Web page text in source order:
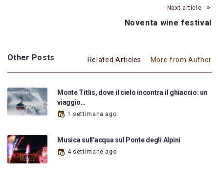
Next article
Noventa wine festival
Other Posts Related Articles More from Author
Monte Titlis, dove il cielo incontra il ghiaccio: un
viaggio…
1 settimana ago
Musica sull'acqua sul Ponte degli Alpini
4 settimane ago